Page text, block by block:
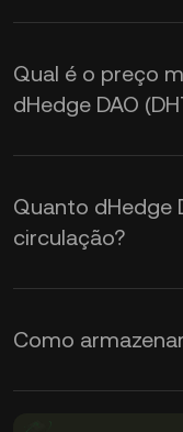
Qual é o preço
dHedge DAO
Quanto dHedge
circulação?
Como